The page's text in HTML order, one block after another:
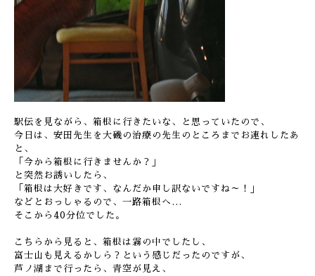
駅伝を見ながら、箱根に行きたいな、と思っていたので、
今日は、安田先生を大磯の治療の先生のところまでお連れしたあ
と、
「今から箱根に行きませんか？」
と突然お誘いしたら、
「箱根は大好きです、なんだか申し訳ないですね～！」
などとおっしゃるので、一路箱根へ…
そこから40分位でした。
こちらから見ると、箱根は霧の中でしたし、
富士山も見えるかしら？という感じだったのですが、
芦ノ湖まで行ったら、青空が見え、